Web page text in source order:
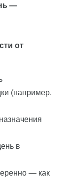
—
от
(например,
в
— как